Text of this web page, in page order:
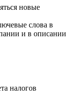
новые
слова в
и в описании
налогов